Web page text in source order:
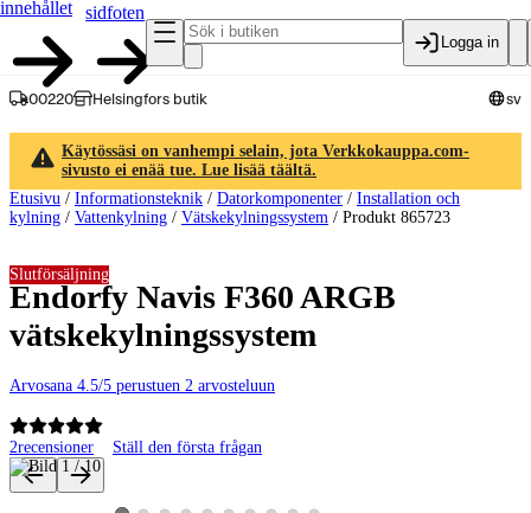
innehållet
sidfoten
Logga in
00220 Helsingfors butik sv
Käytössäsi on vanhempi selain, jota Verkkokauppa.com-
sivusto ei enää tue. Lue lisää täältä.
Etusivu / Informationsteknik / Datorkomponenter / Installation och
kylning / Vattenkylning / Vätskekylningssystem / Produkt 865723
Endorfy Navis F360 ARGB
vätskekylningssystem
Arvosana 4.5/5 perustuen 2 arvosteluun
2recensioner Ställ den första frågan
Slutförsäljning
Produktbilder och videor